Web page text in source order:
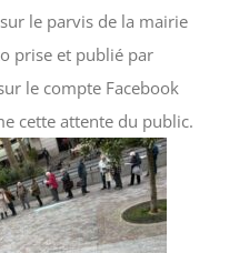
le parvis de la mairie
prise et publié par
le compte Facebook
cette attente du public.